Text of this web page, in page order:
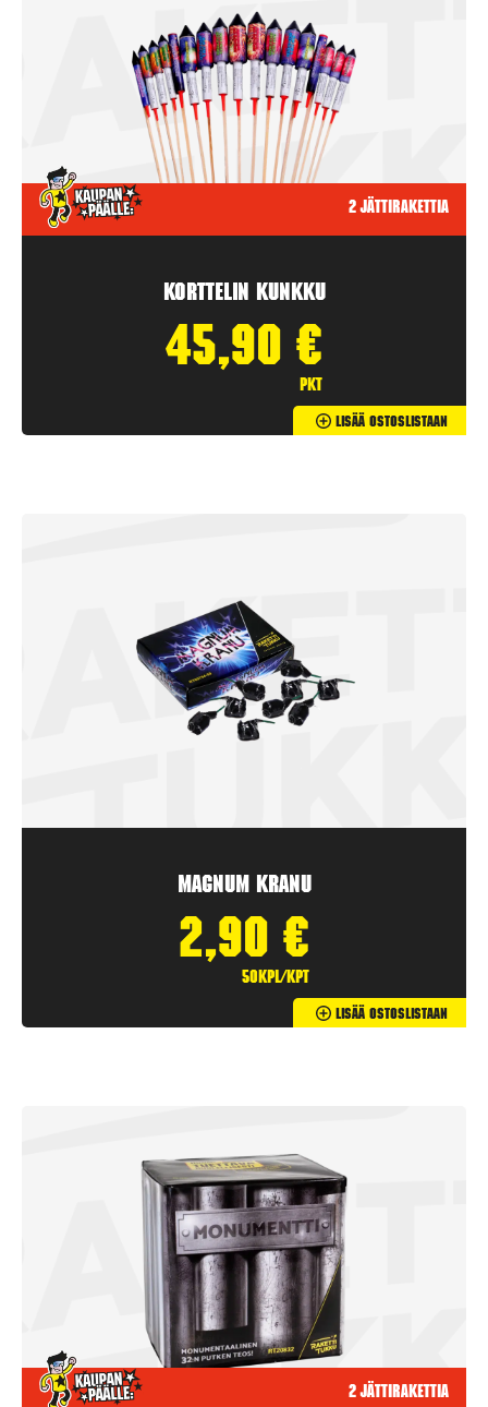
2 jättirakettia
Korttelin kunkku
45,90 €
pkt
Lisää Ostoslistaan
Magnum Kranu
2,90 €
50kpl/kpt
Lisää Ostoslistaan
2 jättirakettia